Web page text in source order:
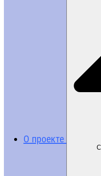
О проекте